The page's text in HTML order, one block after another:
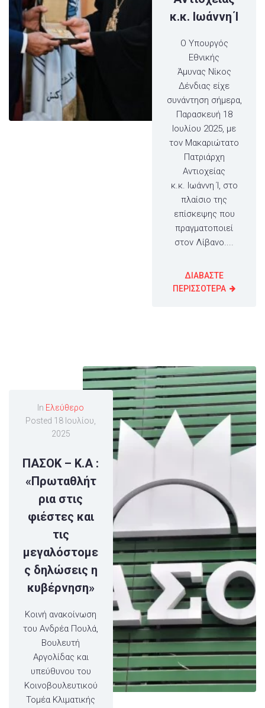
κ.κ. Ιωάννη Ί
Ο Υπουργός
Εθνικής
Άμυνας Νίκος
Δένδιας είχε
συνάντηση σήμερα,
Παρασκευή 18
Ιουλίου 2025, με
τον Μακαριώτατο
Πατριάρχη
Αντιοχείας
κ.κ. Ιωάννη Ί, στο
πλαίσιο της
επίσκεψης που
πραγματοποιεί
στον Λίβανο....
ΔΙΑΒΑΣΤΕ
ΠΕΡΙΣΣΟΤΕΡΑ
In Ελεύθερο
Posted 18 Ιουλίου,
2025
ΠΑΣΟΚ – Κ.Α :
«Πρωταθλήτ
ρια στις
φιέστες και
τις
μεγαλόστομε
ς δηλώσεις η
κυβέρνηση»
Κοινή ανακοίνωση
του Ανδρέα Πουλά,
Βουλευτή
Αργολίδας και
υπεύθυνου του
Κοινοβουλευτικού
Τομέα Κλιματικής